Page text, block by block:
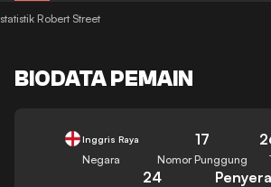
statistik Robert Street
BIODATA PEMAIN
Inggris Raya
Negara
17
Nomor Punggung
24